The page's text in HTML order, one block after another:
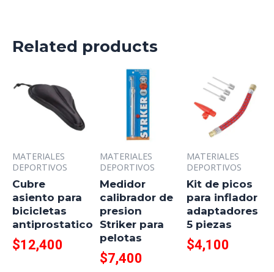
Related products
MATERIALES
DEPORTIVOS
Cubre
asiento para
bicicletas
antiprostatico
$12,400
MATERIALES
DEPORTIVOS
Medidor
calibrador de
presion
Striker para
pelotas
$7,400
MATERIALES
DEPORTIVOS
Kit de picos
para inflador
adaptadores
5 piezas
$4,100